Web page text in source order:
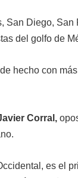
San Diego,
del golfo de
hecho con
Corral,
es el